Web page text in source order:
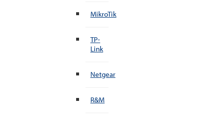
MikroTik
TP-
Link
Netgear
R&M